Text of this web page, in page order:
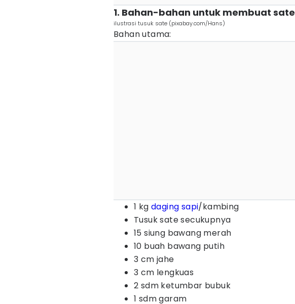
1. Bahan-bahan untuk membuat sate
ilustrasi tusuk sate (pixabay.com/Hans)
Bahan utama:
1 kg daging sapi/kambing
Tusuk sate secukupnya
15 siung bawang merah
10 buah bawang putih
3 cm jahe
3 cm lengkuas
2 sdm ketumbar bubuk
1 sdm garam